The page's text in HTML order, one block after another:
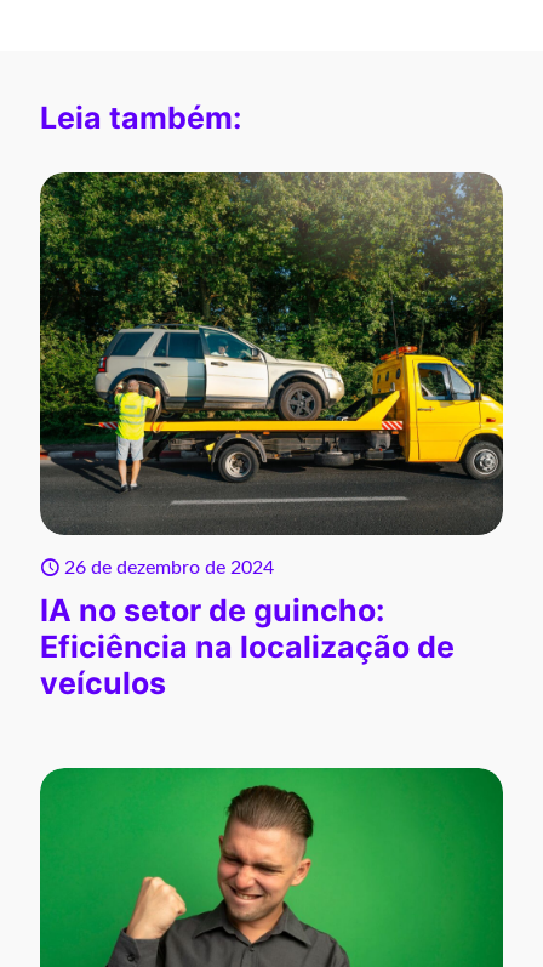
Leia também:
26 de dezembro de 2024
IA no setor de guincho:
Eficiência na localização de
veículos